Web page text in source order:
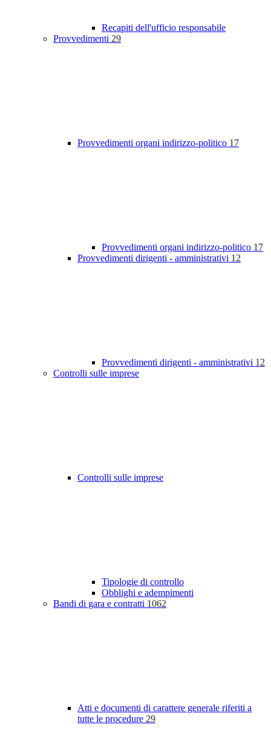
Recapiti dell'ufficio responsabile
Provvedimenti 29
Provvedimenti organi indirizzo-politico 17
Provvedimenti organi indirizzo-politico 17
Provvedimenti dirigenti - amministrativi 12
Provvedimenti dirigenti - amministrativi 12
Controlli sulle imprese
Controlli sulle imprese
Tipologie di controllo
Obblighi e adempimenti
Bandi di gara e contratti 1062
Atti e documenti di carattere generale riferiti a
tutte le procedure 29